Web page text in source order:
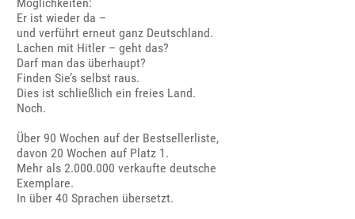
Er ist wieder da –
und verführt erneut ganz Deutschland.
Lachen mit Hitler – geht das?
Darf man das überhaupt?
Finden Sie’s selbst raus.
Dies ist schließlich ein freies Land.
Noch.
Über 90 Wochen auf der Bestsellerliste,
davon 20 Wochen auf Platz 1.
Mehr als 2.000.000 verkaufte deutsche
Exemplare.
In über 40 Sprachen übersetzt.